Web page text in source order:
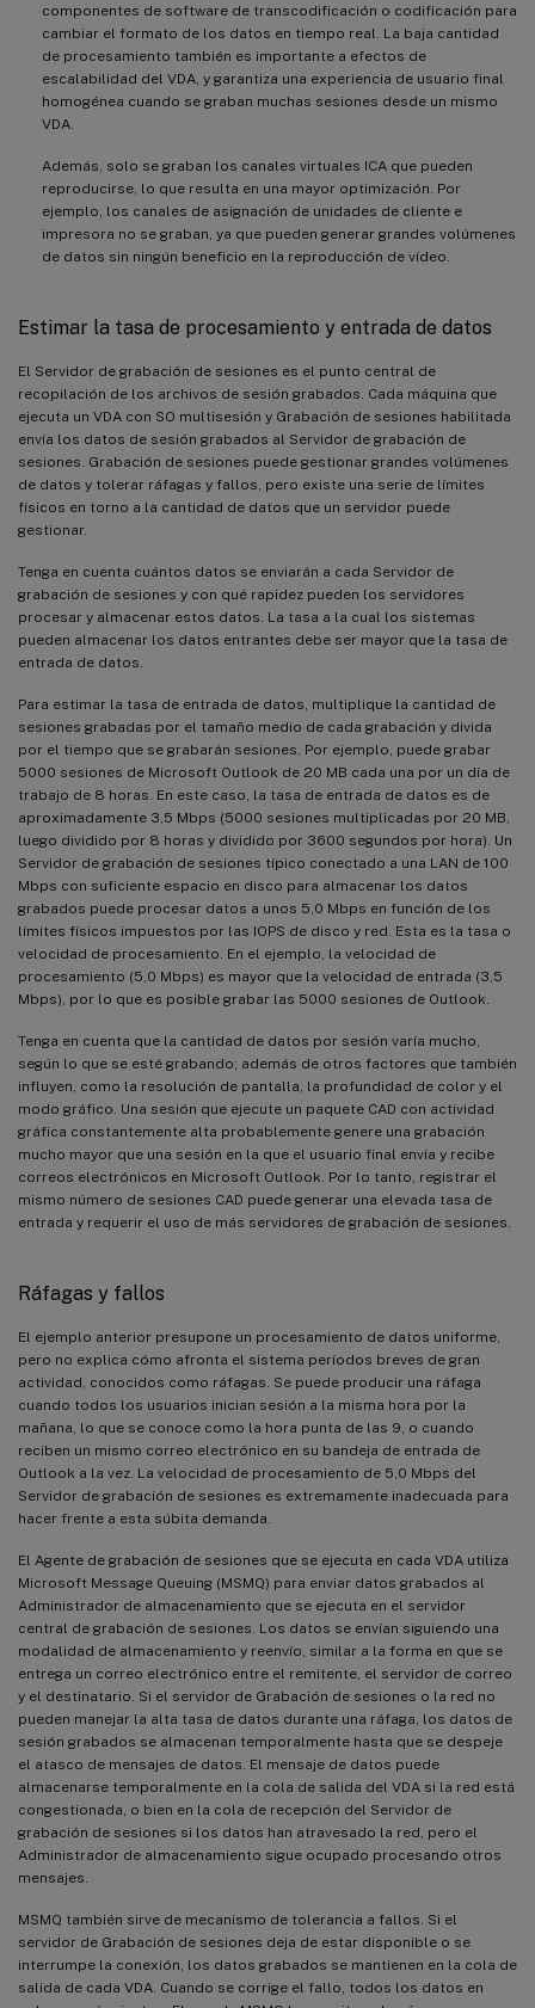
componentes de software de transcodificación o codificación para
cambiar el formato de los datos en tiempo real. La baja cantidad
de procesamiento también es importante a efectos de
escalabilidad del VDA, y garantiza una experiencia de usuario final
homogénea cuando se graban muchas sesiones desde un mismo
VDA.
Además, solo se graban los canales virtuales ICA que pueden
reproducirse, lo que resulta en una mayor optimización. Por
ejemplo, los canales de asignación de unidades de cliente e
impresora no se graban, ya que pueden generar grandes volúmenes
de datos sin ningún beneficio en la reproducción de vídeo.
Estimar la tasa de procesamiento y entrada de datos
El Servidor de grabación de sesiones es el punto central de
recopilación de los archivos de sesión grabados. Cada máquina que
ejecuta un VDA con SO multisesión y Grabación de sesiones habilitada
envía los datos de sesión grabados al Servidor de grabación de
sesiones. Grabación de sesiones puede gestionar grandes volúmenes
de datos y tolerar ráfagas y fallos, pero existe una serie de límites
físicos en torno a la cantidad de datos que un servidor puede
gestionar.
Tenga en cuenta cuántos datos se enviarán a cada Servidor de
grabación de sesiones y con qué rapidez pueden los servidores
procesar y almacenar estos datos. La tasa a la cual los sistemas
pueden almacenar los datos entrantes debe ser mayor que la tasa de
entrada de datos.
Para estimar la tasa de entrada de datos, multiplique la cantidad de
sesiones grabadas por el tamaño medio de cada grabación y divida
por el tiempo que se grabarán sesiones. Por ejemplo, puede grabar
5000 sesiones de Microsoft Outlook de 20 MB cada una por un día de
trabajo de 8 horas. En este caso, la tasa de entrada de datos es de
aproximadamente 3,5 Mbps (5000 sesiones multiplicadas por 20 MB,
luego dividido por 8 horas y dividido por 3600 segundos por hora). Un
Servidor de grabación de sesiones típico conectado a una LAN de 100
Mbps con suficiente espacio en disco para almacenar los datos
grabados puede procesar datos a unos 5,0 Mbps en función de los
límites físicos impuestos por las IOPS de disco y red. Esta es la tasa o
velocidad de procesamiento. En el ejemplo, la velocidad de
procesamiento (5,0 Mbps) es mayor que la velocidad de entrada (3,5
Mbps), por lo que es posible grabar las 5000 sesiones de Outlook.
Tenga en cuenta que la cantidad de datos por sesión varía mucho,
según lo que se esté grabando; además de otros factores que también
influyen, como la resolución de pantalla, la profundidad de color y el
modo gráfico. Una sesión que ejecute un paquete CAD con actividad
gráfica constantemente alta probablemente genere una grabación
mucho mayor que una sesión en la que el usuario final envía y recibe
correos electrónicos en Microsoft Outlook. Por lo tanto, registrar el
mismo número de sesiones CAD puede generar una elevada tasa de
entrada y requerir el uso de más servidores de grabación de sesiones.
Ráfagas y fallos
El ejemplo anterior presupone un procesamiento de datos uniforme,
pero no explica cómo afronta el sistema períodos breves de gran
actividad, conocidos como ráfagas. Se puede producir una ráfaga
cuando todos los usuarios inician sesión a la misma hora por la
mañana, lo que se conoce como la hora punta de las 9, o cuando
reciben un mismo correo electrónico en su bandeja de entrada de
Outlook a la vez. La velocidad de procesamiento de 5,0 Mbps del
Servidor de grabación de sesiones es extremamente inadecuada para
hacer frente a esta súbita demanda.
El Agente de grabación de sesiones que se ejecuta en cada VDA utiliza
Microsoft Message Queuing (MSMQ) para enviar datos grabados al
Administrador de almacenamiento que se ejecuta en el servidor
central de grabación de sesiones. Los datos se envían siguiendo una
modalidad de almacenamiento y reenvío, similar a la forma en que se
entrega un correo electrónico entre el remitente, el servidor de correo
y el destinatario. Si el servidor de Grabación de sesiones o la red no
pueden manejar la alta tasa de datos durante una ráfaga, los datos de
sesión grabados se almacenan temporalmente hasta que se despeje
el atasco de mensajes de datos. El mensaje de datos puede
almacenarse temporalmente en la cola de salida del VDA si la red está
congestionada, o bien en la cola de recepción del Servidor de
grabación de sesiones si los datos han atravesado la red, pero el
Administrador de almacenamiento sigue ocupado procesando otros
mensajes.
MSMQ también sirve de mecanismo de tolerancia a fallos. Si el
servidor de Grabación de sesiones deja de estar disponible o se
interrumpe la conexión, los datos grabados se mantienen en la cola de
salida de cada VDA. Cuando se corrige el fallo, todos los datos en